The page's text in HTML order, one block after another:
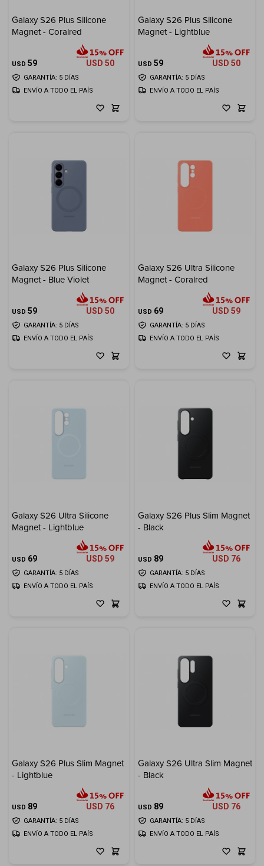
Galaxy S26 Plus Silicone
Magnet - Coralred
USD 59 USD 50
GARANTÍA: 5 DÍAS
ENVÍO A TODO EL PAÍS
Galaxy S26 Plus Silicone
Magnet - Lightblue
USD 59 USD 50
GARANTÍA: 5 DÍAS
ENVÍO A TODO EL PAÍS
Galaxy S26 Plus Silicone
Magnet - Blue Violet
USD 59 USD 50
GARANTÍA: 5 DÍAS
ENVÍO A TODO EL PAÍS
Galaxy S26 Ultra Silicone
Magnet - Coralred
USD 69 USD 59
GARANTÍA: 5 DÍAS
ENVÍO A TODO EL PAÍS
Galaxy S26 Ultra Silicone
Magnet - Lightblue
USD 69 USD 59
GARANTÍA: 5 DÍAS
ENVÍO A TODO EL PAÍS
Galaxy S26 Plus Slim Magnet
- Black
USD 89 USD 76
GARANTÍA: 5 DÍAS
ENVÍO A TODO EL PAÍS
Galaxy S26 Plus Slim Magnet
- Lightblue
USD 89 USD 76
GARANTÍA: 5 DÍAS
ENVÍO A TODO EL PAÍS
Galaxy S26 Ultra Slim Magnet
- Black
USD 89 USD 76
GARANTÍA: 5 DÍAS
ENVÍO A TODO EL PAÍS